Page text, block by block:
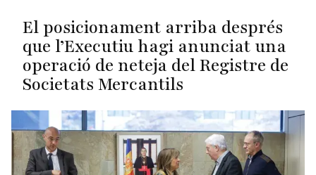
El posicionament arriba després
que l’Executiu hagi anunciat una
operació de neteja del Registre de
Societats Mercantils